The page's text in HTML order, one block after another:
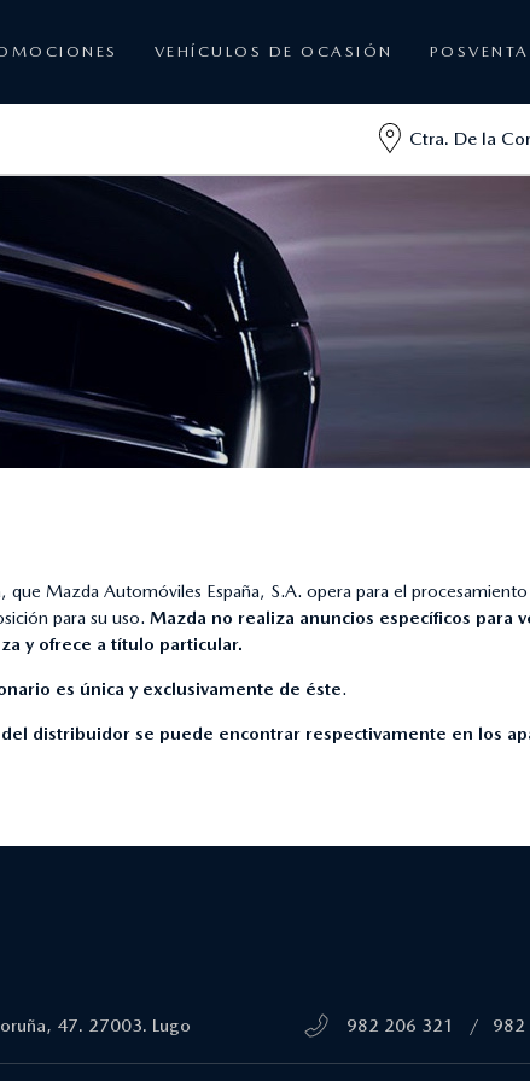
VEHÍCULOS DE OCASIÓN POSVENTA
Ctra. De la
Mazda Automóviles España, S.A. opera para el
para su uso. Mazda no realiza anuncios específicos para
y ofrece a título particular.
es única y exclusivamente de éste.
distribuidor se puede encontrar respectivamente en los
47. 27003. Lugo 982 206 321 / 982